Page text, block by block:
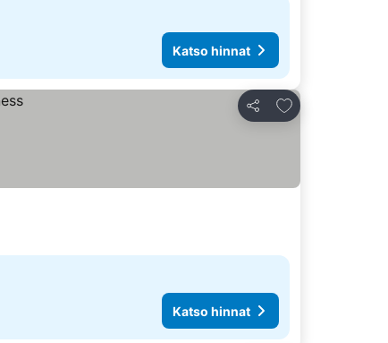
Katso hinnat
Jaa
Lisää suosikkeihin
Katso hinnat